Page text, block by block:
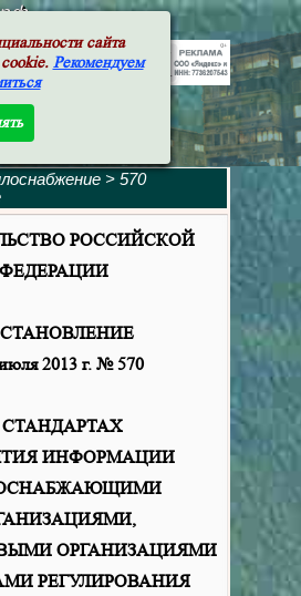
> 570
РОССИЙСКОЙ
ФЕДЕРАЦИИ
2013 г. № 570
ИНФОРМАЦИИ
ОРГАНИЗАЦИЯМИ
РЕГУЛИРОВАНИЯ
сайта
Рекомендуем